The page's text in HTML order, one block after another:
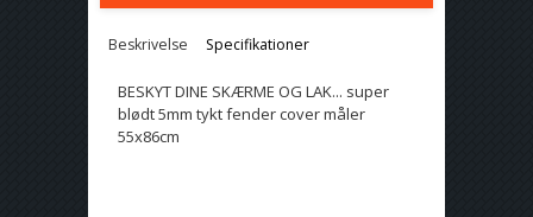
Beskrivelse Specifikationer
BESKYT DINE SKÆRME OG LAK... super
blødt 5mm tykt fender cover måler
55x86cm